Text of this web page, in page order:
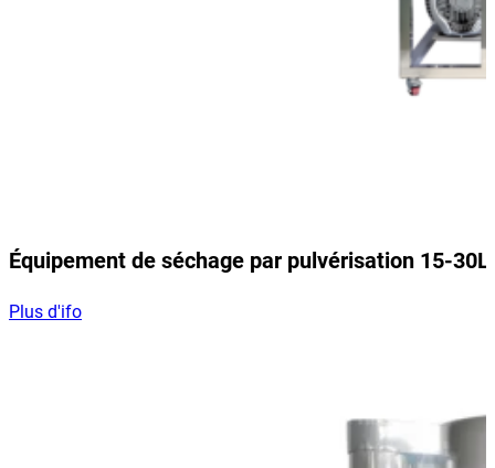
Équipement de séchage par pulvérisation 15-30L
Plus d'ifo